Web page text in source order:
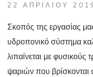
22 ΑΠΡΙΛΊΟΥ
Σκοπός της εργασίας
υδροπονικό σύστημα
λιπαίνεται με
ψαριών που βρίσκονται